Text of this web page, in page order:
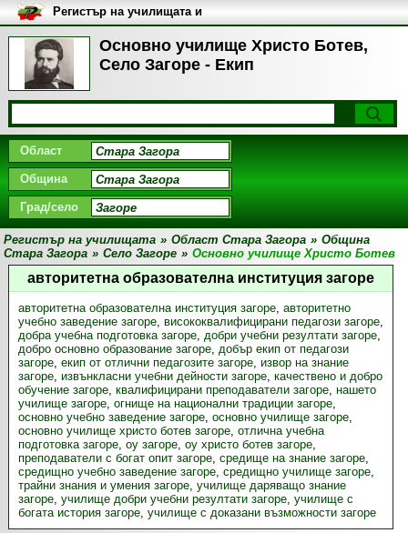
Основно училище Христо Ботев,
Село Загоре - Екип
Регистър на училищата и
университетите в България
Област
Община
Град/село
Регистър на училищата » Област Стара Загора » Община
Стара Загора » Село Загоре » Основно училище Христо Ботев
авторитетна образователна институция загоре
авторитетна образователна институция загоре, авторитетно
учебно заведение загоре, висококвалифицирани педагози загоре,
добра учебна подготовка загоре, добри учебни резултати загоре,
добро основно образование загоре, добър екип от педагози
загоре, екип от отлични педагозите загоре, извор на знание
загоре, извънкласни учебни дейности загоре, качествено и добро
обучение загоре, квалифицирани преподаватели загоре, нашето
училище загоре, огнище на национални традиции загоре,
основно учебно заведение загоре, основно училище загоре,
основно училище христо ботев загоре, отлична учебна
подготовка загоре, оу загоре, оу христо ботев загоре,
преподаватели с богат опит загоре, средище на знание загоре,
средищно учебно заведение загоре, средищно училище загоре,
трайни знания и умения загоре, училище даряващо знание
загоре, училище добри учебни резултати загоре, училище с
богата история загоре, училище с доказани възможности загоре